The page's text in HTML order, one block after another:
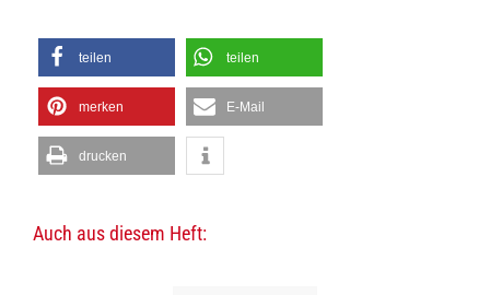
teilen teilen
merken E-Mail
drucken
Auch aus diesem Heft: